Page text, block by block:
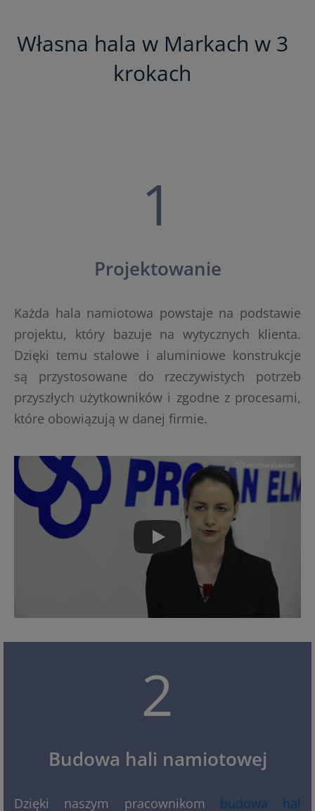
Własna hala w Markach w 3
krokach
1
Projektowanie
Każda hala namiotowa powstaje na podstawie
projektu, który bazuje na wytycznych klienta.
Dzięki temu stalowe i aluminiowe konstrukcje
są przystosowane do rzeczywistych potrzeb
przyszłych użytkowników i zgodne z procesami,
które obowiązują w danej firmie.
2
Budowa hali namiotowej
Dzięki naszym pracownikom budowa hal